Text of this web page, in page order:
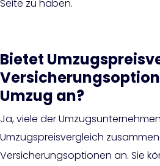
Seite zu haben.
Bietet
Umzug an?
Ja, viele der
Umzugspreisvergleich
Versicherungsoptionen an. Sie